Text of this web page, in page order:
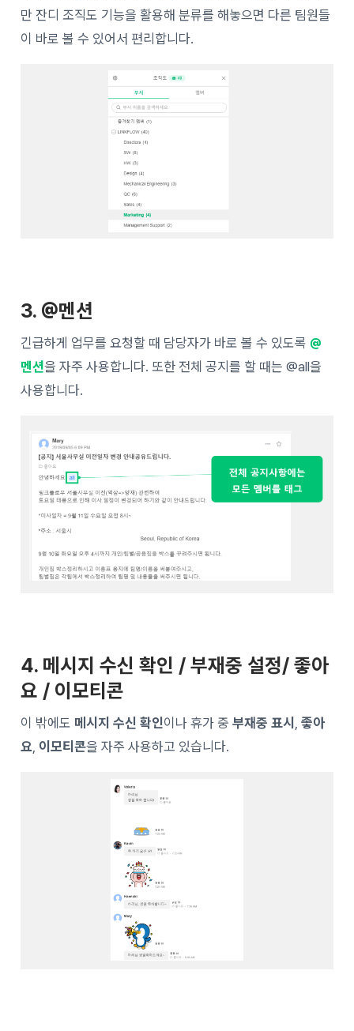
만 잔디 조직도 기능을 활용해 분류를 해놓으면 다른 팀원들
이 바로 볼 수 있어서 편리합니다.
3. @멘션
긴급하게 업무를 요청할 때 담당자가 바로 볼 수 있도록 @
멘션을 자주 사용합니다. 또한 전체 공지를 할 때는@all을
사용합니다.
4. 메시지 수신 확인 / 부재중 설정/ 좋아
요 / 이모티콘
이 밖에도 메시지 수신 확인이나 휴가 중부재중 표시 ,좋아
요, 이모티콘을 자주 사용하고 있습니다.